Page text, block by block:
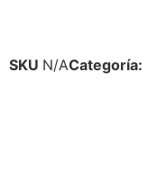
SKU N/ACategoría: